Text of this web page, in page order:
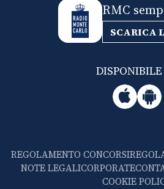
RMC
SCARICA
DISPONIBILE
REGOLAMENTO CONCORSI
NOTE LEGALICORPORATE
COOKIE